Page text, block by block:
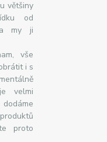
u většiny
od
a my ji
vše
i s
velmi
proto